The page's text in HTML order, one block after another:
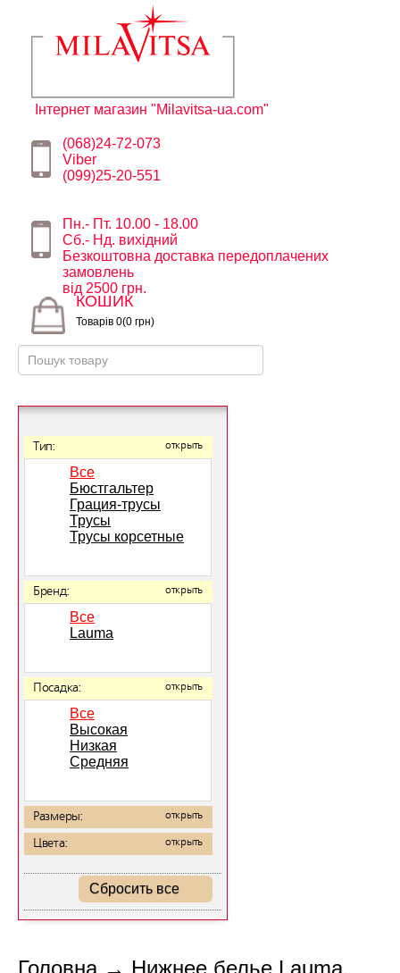
Інтернет магазин "Milavitsa-ua.com"
(068)24-72-073
Viber
(099)25-20-551
Пн.- Пт. 10.00 - 18.00
Сб.- Нд. вихідний
Безкоштовна доставка передоплачених
замовлень
від 2500 грн.
КОШИК
Товарів 0(0 грн)
Тип: открыть
Все
Бюстгальтер
Грация-трусы
Трусы
Трусы корсетные
Бренд: открыть
Все
Lauma
Посадка: открыть
Все
Высокая
Низкая
Средняя
Размеры: открыть
Цвета: открыть
Сбросить все
Головна→ Нижнее белье Lauma